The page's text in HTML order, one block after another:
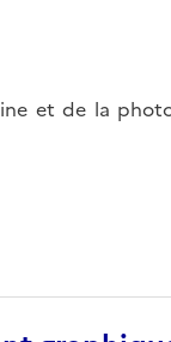
et de la